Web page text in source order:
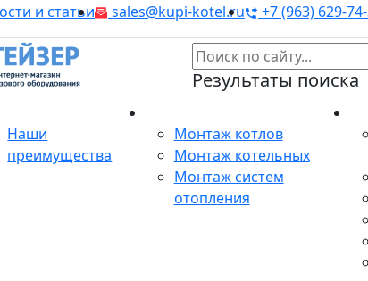
и статьи sales@kupi-kotel.ru +7 (963) 629-
Результаты поиска
Наши
преимущества
Монтаж котлов
Монтаж котельных
Монтаж систем
отопления